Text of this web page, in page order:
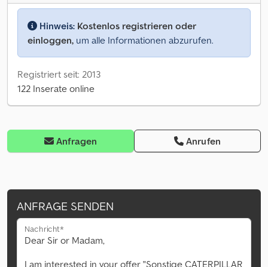
Hinweis: Kostenlos registrieren oder
einloggen, um alle Informationen abzurufen.
Registriert seit: 2013
122 Inserate online
Anfragen Anrufen
ANFRAGE SENDEN
Nachricht*